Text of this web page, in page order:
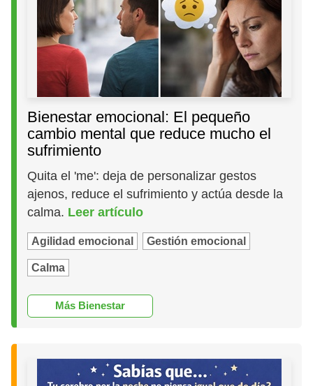
Bienestar emocional: El pequeño
cambio mental que reduce mucho el
sufrimiento
Quita el 'me': deja de personalizar gestos
ajenos, reduce el sufrimiento y actúa desde la
calma. Leer artículo
Agilidad emocional Gestión emocional
Calma
Más Bienestar